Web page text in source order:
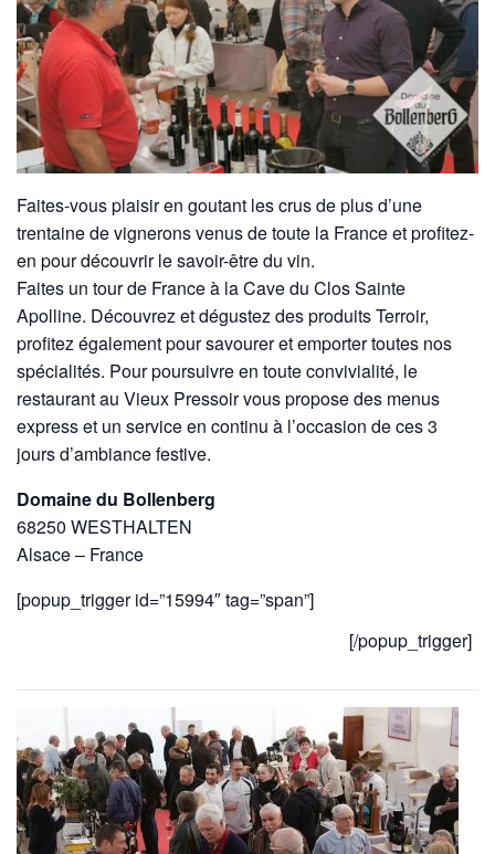
Faites-vous plaisir en goutant les crus de plus d’une
trentaine de vignerons venus de toute la France et profitez-
en pour découvrir le savoir-être du vin.
Faites un tour de France à la Cave du Clos Sainte
Apolline. Découvrez et dégustez des produits Terroir,
profitez également pour savourer et emporter toutes nos
spécialités. Pour poursuivre en toute convivialité, le
restaurant au Vieux Pressoir vous propose des menus
express et un service en continu à l’occasion de ces 3
jours d’ambiance festive.
Domaine du Bollenberg
68250 WESTHALTEN
Alsace – France
[popup_trigger id=”15994″ tag=”span”]
[/popup_trigger]